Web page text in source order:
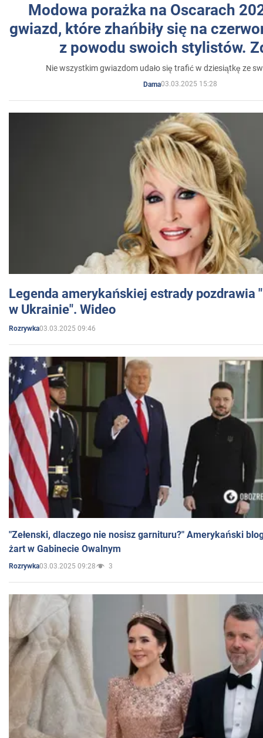
Modowa porażka na Oscarach
gwiazd, które zhańbiły się na
z powodu swoich stylistów.
Nie wszystkim gwiazdom udało się trafić w dziesiątkę ze
Dama03.03.2025 15:28
Legenda amerykańskiej estrady pozdrawia
w Ukrainie". Wideo
Rozrywka03.03.2025 09:46
"Zełenski, dlaczego nie nosisz garnituru?" Amerykański
żart w Gabinecie Owalnym
Rozrywka03.03.2025 09:28 3